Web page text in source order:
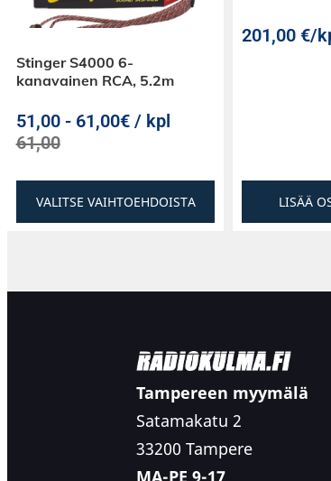
Stinger S4000 6-
kanavainen RCA, 5.2m
51,00- 61,00€ / kpl
61,00
VALITSE VAIHTOEHDOISTA
201,00 €/
LISÄÄ
Tampereen myymälä
Satamakatu 2
33200 Tampere